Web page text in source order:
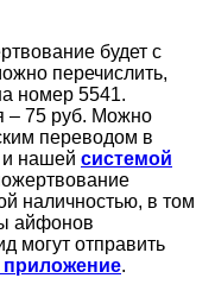
будет с
перечислить,
номер 5541.
– 75 руб. Можно
переводом в
и нашей системой
наличностью, в том
айфонов
могут отправить
.